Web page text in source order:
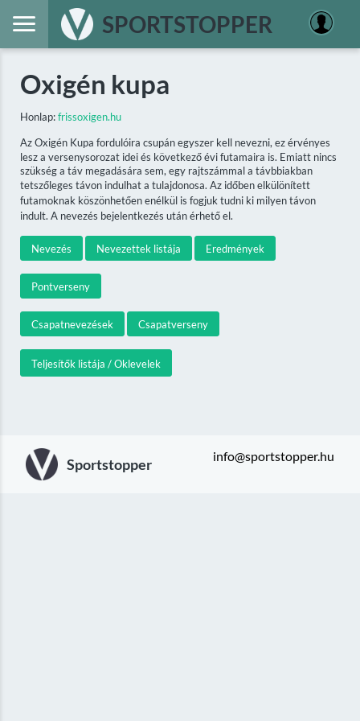
SPORTSTOPPER
Oxigén kupa
Honlap:frissoxigen.hu
Az Oxigén Kupa fordulóira csupán egyszer kell nevezni, ez érvényes
lesz a versenysorozat idei és következő évi futamaira is. Emiatt nincs
szükség a táv megadására sem, egy rajtszámmal a távbbiakban
tetszőleges távon indulhat a tulajdonosa. Az időben elkülönített
futamoknak köszönhetően enélkül is fogjuk tudni ki milyen távon
indult. A nevezés bejelentkezés után érhető el.
Nevezés Nevezettek listája Eredmények
Pontverseny
Csapatnevezések Csapatverseny
Teljesítők listája / Oklevelek
Sportstopper info@sportstopper.hu